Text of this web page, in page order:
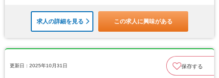
求人の詳細を見る この求人に興味がある
更新日：2025年10月31日 保存する